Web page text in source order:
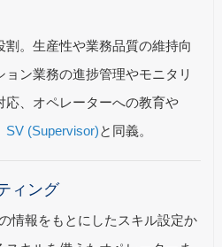
。生産性や業務品質の維持向
ョン業務の進捗管理やモニタリ
応、オペレーターへの教育や
SV (Supervisor)と同義。
ィング
情報をもとにしたスキル設定か